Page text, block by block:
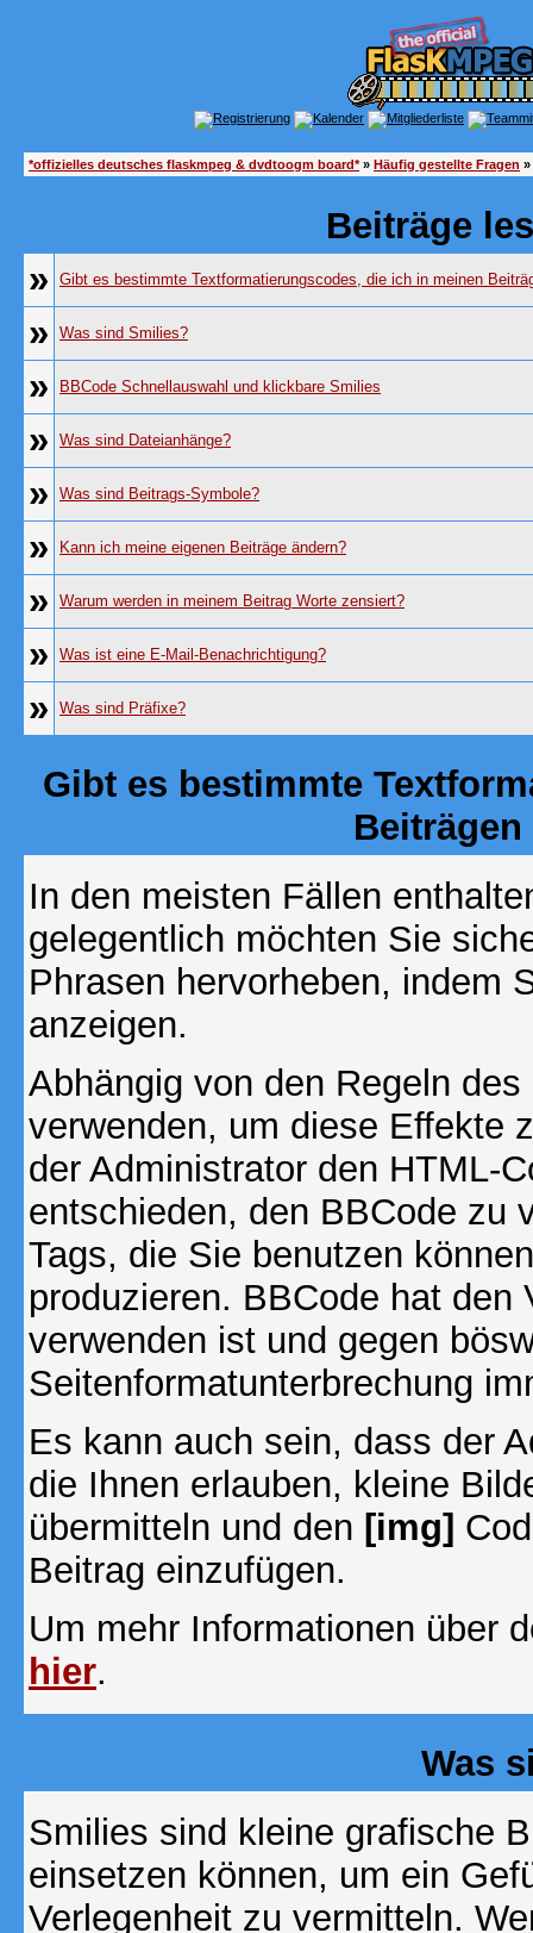
*offizielles deutsches flaskmpeg & dvdtoogm board*» Häufig gestellte Fragen
Beiträge
»
Gibt es bestimmte Textformatierungscodes, die ich in meinen
» Was sind Smilies?
» BBCode Schnellauswahl und klickbare Smilies
» Was sind Dateianhänge?
» Was sind Beitrags-Symbole?
» Kann ich meine eigenen Beiträge ändern?
» Warum werden in meinem Beitrag Worte zensiert?
» Was ist eine E-Mail-Benachrichtigung?
» Was sind Präfixe?
Gibt es bestimmte
In den meisten Fällen
gelegentlich möchten Sie
Phrasen hervorheben, indem
anzeigen.
Abhängig von den Regeln
verwenden, um diese Effekte
der Administrator den HTML-
entschieden, den BBCode zu
Tags, die Sie benutzen
produzieren. BBCode hat
verwenden ist und gegen
Seitenformatunterbrechung
Es kann auch sein, dass der
die Ihnen erlauben, kleine
übermitteln und den [img]
Beitrag einzufügen.
Um mehr Informationen über
hier.
Was
Smilies sind kleine grafische
einsetzen können, um ein
Verlegenheit zu vermitteln.